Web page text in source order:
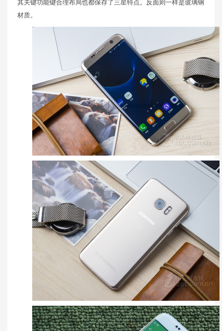
其关键功能键合理布局也都保存了三星特点。反面则一样是玻璃钢
材质。